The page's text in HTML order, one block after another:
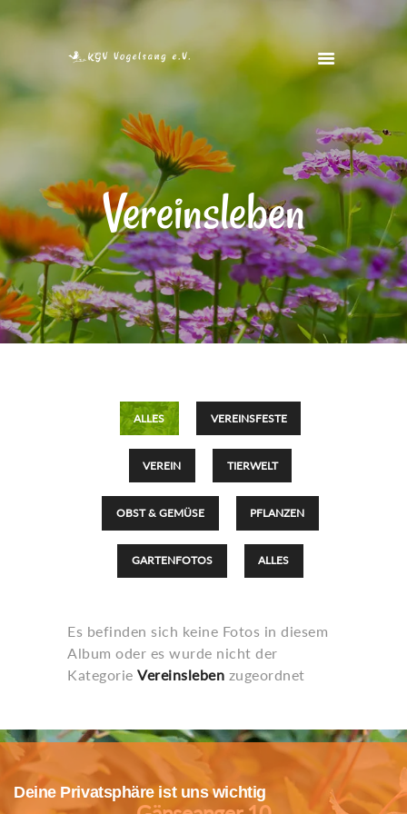
Vereinsleben
STARTSEITE
VEREINSHEIM
FOTOS
FREIE GÄRTEN
KONTAKT
ALLES VEREINSFESTE
VEREIN TIERWELT
OBST & GEMÜSE PFLANZEN
GARTENFOTOS ALLES
Es befinden sich keine Fotos in diesem
Album oder es wurde nicht der
Kategorie Vereinsleben zugeordnet
Deine Privatsphäre ist uns wichtig